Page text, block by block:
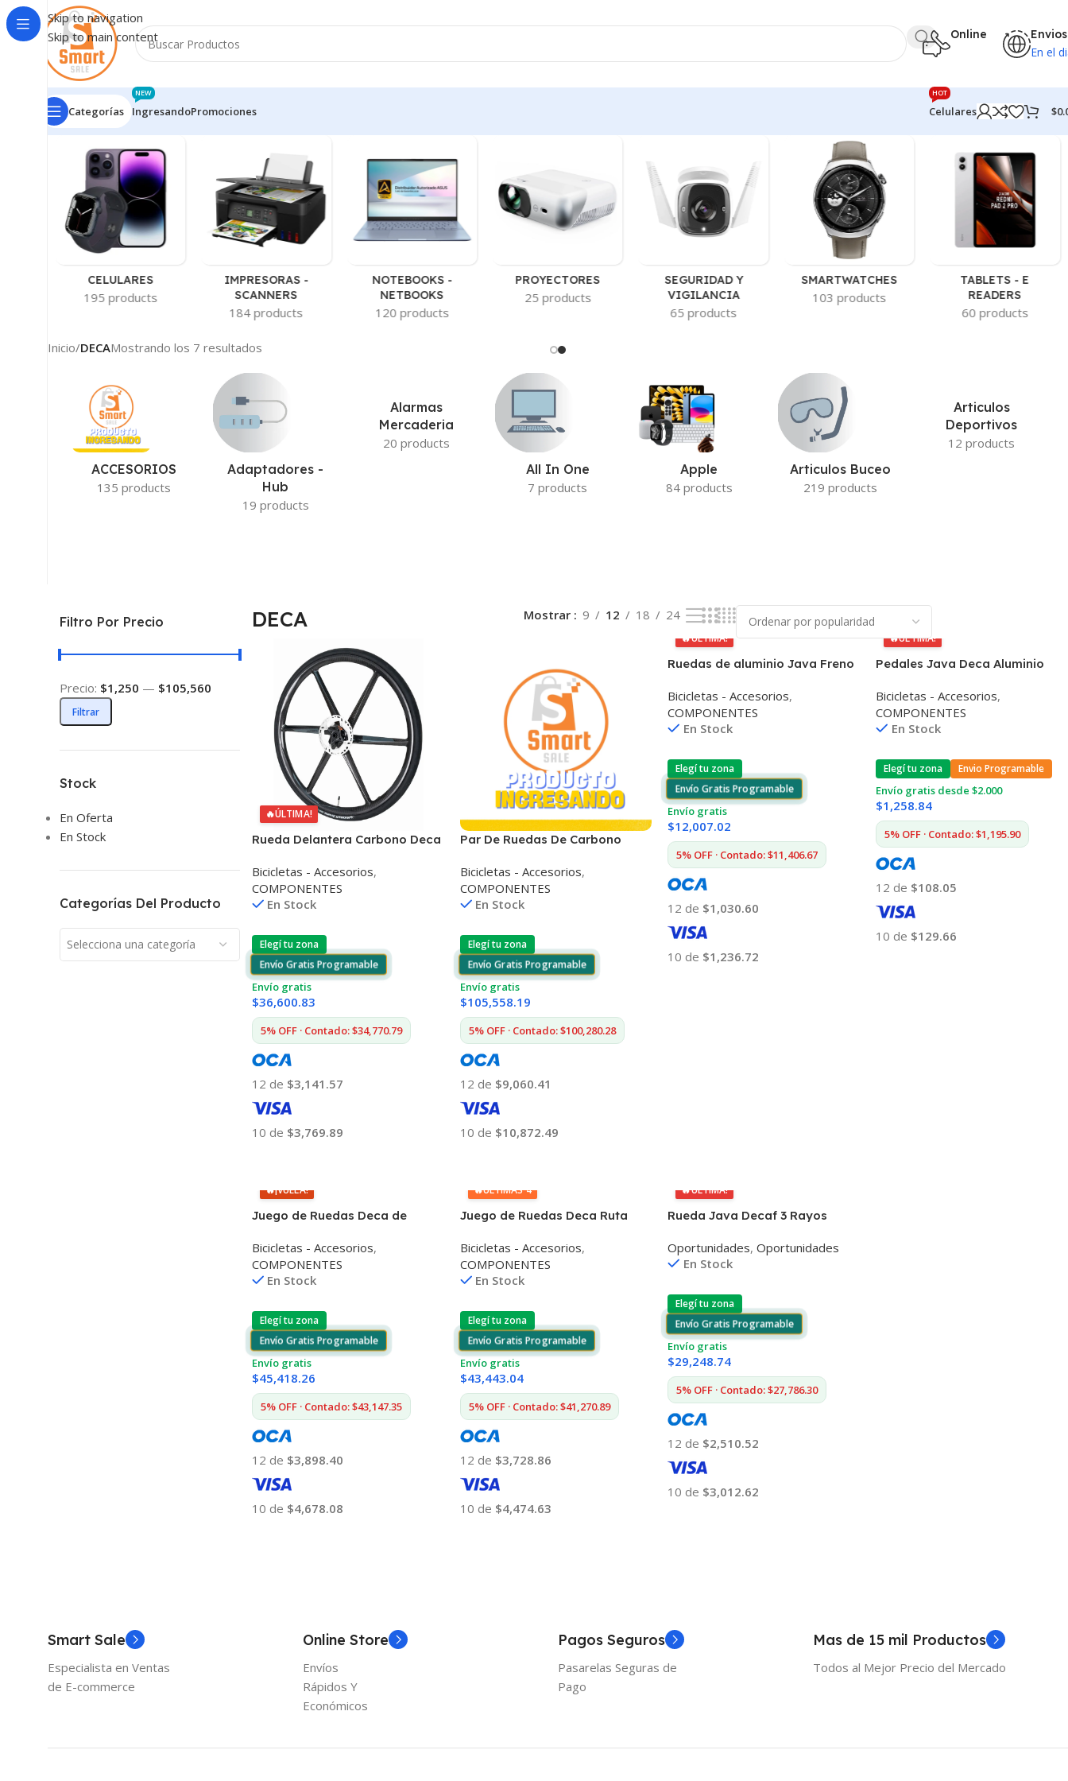
Skip to navigation
Skip to main content
Online Envios
En el
Categorías Ingresando
NEW
Promociones Celulares
HOT
$
CELULARES
195 products
IMPRESORAS -
SCANNERS
184 products
NOTEBOOKS -
NETBOOKS
120 products
PROYECTORES
25 products
SEGURIDAD Y
VIGILANCIA
65 products
SMARTWATCHES
103 products
TABLETS - E
READERS
60 products
Inicio/DECAMostrando los 7 resultados
ACCESORIOS
135 products
Adaptadores -
Hub
19 products
Alarmas
Mercaderia
20 products
All In One
7 products
Apple
84 products
Articulos Buceo
219 products
Articulos
Deportivos
12 products
Filtro Por Precio
Filtrar
Precio: $1,250 — $105,560
Stock
En Oferta
En Stock
Categorías Del Producto
Selecciona una categoría
DECA Mostrar 9 12 18 24
🔥ÚLTIMA!
Rueda Delantera Carbono Deca
Bicicletas - Accesorios,
COMPONENTES
En Stock
Elegí tu zona
Envío Gratis Programable
Envío gratis
$36,600.83
5% OFF · Contado: $34,770.79
12 de $3,141.57
10 de $3,769.89
Par De Ruedas De Carbono
Bicicletas - Accesorios,
COMPONENTES
En Stock
Elegí tu zona
Envío Gratis Programable
Envío gratis
$105,558.19
5% OFF · Contado: $100,280.28
12 de $9,060.41
10 de $10,872.49
🔥ÚLTIMA!
Ruedas de aluminio Java Freno
Bicicletas - Accesorios,
COMPONENTES
En Stock
Elegí tu zona
Envío Gratis Programable
Envío gratis
$12,007.02
5% OFF · Contado: $11,406.67
12 de $1,030.60
10 de $1,236.72
🔥ÚLTIMA!
Pedales Java Deca Aluminio
Bicicletas - Accesorios,
COMPONENTES
En Stock
Elegí tu zona Envio Programable
Envío gratis desde $2.000
$1,258.84
5% OFF · Contado: $1,195.90
12 de $108.05
10 de $129.66
🔥¡VUELA!
Juego de Ruedas Deca de
Bicicletas - Accesorios,
COMPONENTES
En Stock
Elegí tu zona
Envío Gratis Programable
Envío gratis
$45,418.26
5% OFF · Contado: $43,147.35
12 de $3,898.40
10 de $4,678.08
🔥ÚLTIMAS 4
Juego de Ruedas Deca Ruta
Bicicletas - Accesorios,
COMPONENTES
En Stock
Elegí tu zona
Envío Gratis Programable
Envío gratis
$43,443.04
5% OFF · Contado: $41,270.89
12 de $3,728.86
10 de $4,474.63
🔥ÚLTIMA!
Rueda Java Decaf 3 Rayos
Oportunidades, Oportunidades
En Stock
Elegí tu zona
Envío Gratis Programable
Envío gratis
$29,248.74
5% OFF · Contado: $27,786.30
12 de $2,510.52
10 de $3,012.62
Smart Sale
Especialista en Ventas
de E-commerce
Online Store
Envíos
Rápidos Y
Económicos
Pagos Seguros
Pasarelas Seguras de
Pago
Mas de 15 mil Productos
Todos al Mejor Precio del Mercado